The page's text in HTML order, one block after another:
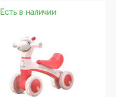
Есть в наличии